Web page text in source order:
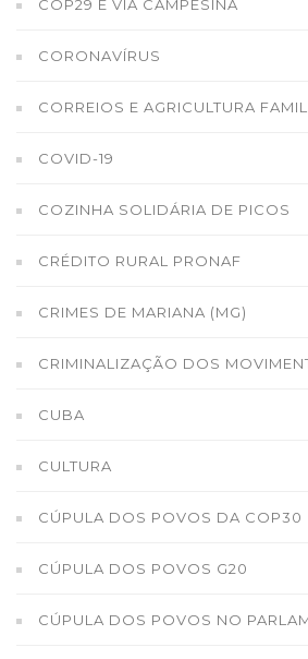
COP29 E VIA CAMPESINA
CORONAVÍRUS
CORREIOS E AGRICULTURA
COVID-19
COZINHA SOLIDÁRIA DE PICOS
CRÉDITO RURAL PRONAF
CRIMES DE MARIANA (MG)
CRIMINALIZAÇÃO DOS
CUBA
CULTURA
CÚPULA DOS POVOS DA COP30
CÚPULA DOS POVOS G20
CÚPULA DOS POVOS NO